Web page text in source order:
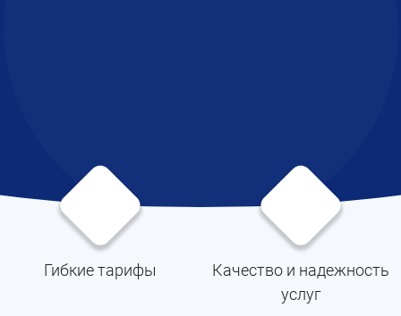
Гибкие тарифы
Качество и надежность
услуг